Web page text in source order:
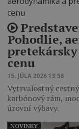
Pohodlie,
cenu
15. JÚLA 2026 13:58
Vytrvalostný
karbónový rám,
úrovní výbavy.
NOVINKY